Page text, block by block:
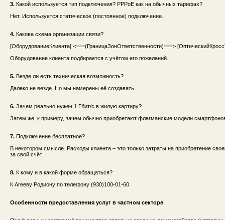
3. Какой используется тип подключения? PPPoE как на обычных тарифах?
Нет. Используется статическое (постоянное) подключение.
4. Какова схема организации связи?
[ОборудованиеКлиента] <===(ГраницаЗонОтветственности)===>
Оборудование клиента подбирается с учётом его пожеланий.
5. Везде ли есть техническая возможность?
Далеко не везде. Но мы намерены её создавать.
6. Зачем реально нужен 1 Гбит/с в жилую картиру?
Затем же, к примеру, зачем обычно приобретают флагманские модели
7. Подключение бесплатное?
В некотором смысле. Расходы клиента – это только затраты на приобретение
за свой счёт.
8. К кому и в какой форме обращаться?
К Агееву Родиону по телефону (930)100-01-60.
Особенности предоставления услуг в частном секторе